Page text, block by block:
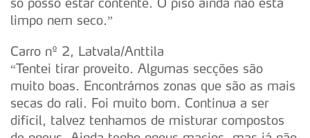
limpo nem seco.”
Carro nº 2, Latvala/Anttila
“Tentei tirar proveito. Algumas secções são
muito boas. Encontrámos zonas que são as mais
secas do rali. Foi muito bom. Continua a ser
difícil, talvez tenhamos de misturar compostos